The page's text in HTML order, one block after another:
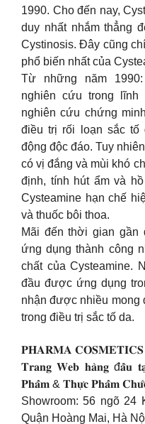
1990. Cho đến nay,
duy nhất nhắm thẳng
Cystinosis. Đây cũng
phổ biến nhất của
Từ những năm
nghiên cứu trong
nghiên cứu chứng
điều trị rối loạn sắc
động độc đáo. Tuy
có vị đắng và mùi khó
định, tính hút ẩm và
Cysteamine hạn chế
và thuốc bôi thoa.
Mãi đến thời gian gần
ứng dụng thành công
chất của Cysteamine.
đầu được ứng dụng
nhận được nhiều mong
trong điều trị sắc tố da.
𝐏𝐇𝐀𝐑𝐌𝐀 𝐂𝐎𝐒𝐌𝐄𝐓𝐈𝐂𝐒
𝐓𝐫𝐚𝐧𝐠 𝐖𝐞𝐛 𝐡𝐚̀𝐧𝐠 đ𝐚̂̀𝐮
𝐏𝐡𝐚̂̉𝐦 & 𝐓𝐡𝐮̛̣𝐜 𝐏𝐡𝐚̂̉𝐦
Showroom: 56 ngõ 24
Quận Hoàng Mai, Hà